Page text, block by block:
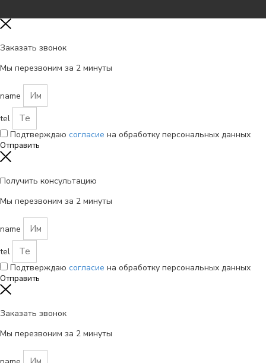
Заказать звонок
Мы перезвоним за 2 минуты
name
tel
Подтверждаю согласие на обработку персональных данных
Отправить
Получить консультацию
Мы перезвоним за 2 минуты
name
tel
Подтверждаю согласие на обработку персональных данных
Отправить
Заказать звонок
Мы перезвоним за 2 минуты